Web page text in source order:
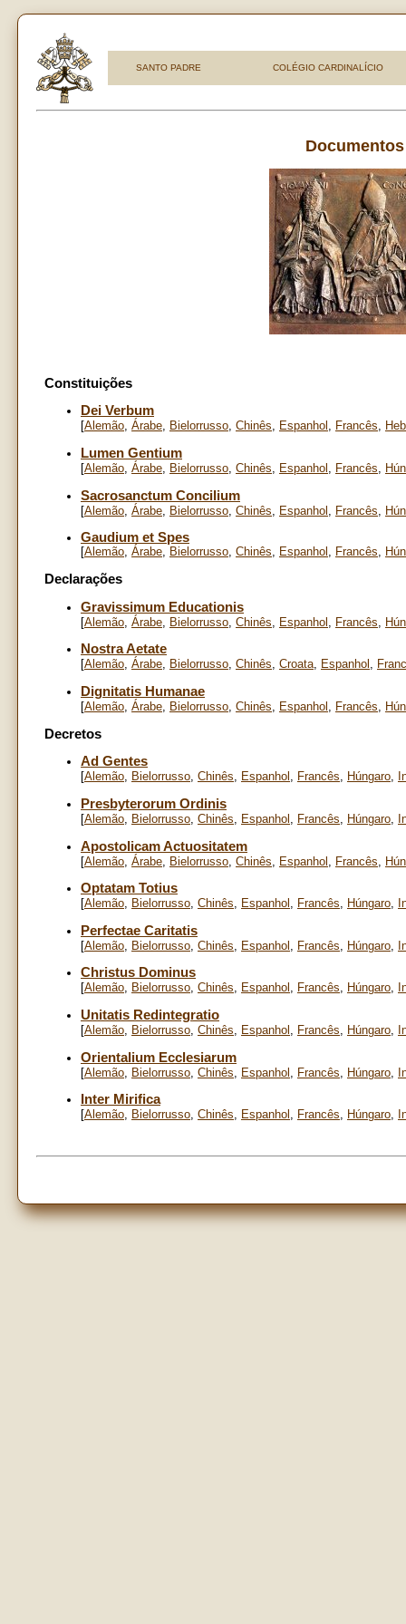
SANTO PADRE COLÉGIO CARDINALÍCIO
Constituições
Dei Verbum
[Alemão, Árabe, Bielorrusso, Chinês, Espanhol , Francês,
Lumen Gentium
[Alemão Árabe Bielorrusso Chinês Espanhol Francês
Sacrosanctum Concilium
[Alemão Árabe Bielorrusso Chinês Espanhol Francês
Gaudium et Spes
[Alemão, Árabe, Bielorrusso, Chinês, Espanhol , Francês,
Declarações
Gravissimum Educationis
[Alemão Árabe Bielorrusso Chinês Espanhol Francês
Nostra Aetate
[Alemão, Árabe, Bielorrusso, Chinês, Croata, Espanhol ,
Dignitatis Humanae
[Alemão Árabe Bielorrusso Chinês Espanhol Francês
Decretos
Ad Gentes
[Alemão, Bielorrusso, Chinês, Espanhol , Francês, Húngaro,
Presbyterorum Ordinis
[Alemão Bielorrusso Chinês Espanhol Francês Húngaro
Apostolicam Actuositatem
[Alemão Árabe Bielorrusso Chinês Espanhol Francês
Optatam Totius
[Alemão, Bielorrusso, Chinês, Espanhol , Francês, Húngaro,
Perfectae Caritatis
[Alemão Bielorrusso Chinês Espanhol Francês Húngaro
Christus Dominus
[Alemão, Bielorrusso, Chinês, Espanhol , Francês, Húngaro,
Unitatis Redintegratio
[Alemão, Bielorrusso, Chinês, Espanhol , Francês, Húngaro,
Orientalium Ecclesiarum
[Alemão Bielorrusso Chinês Espanhol Francês Húngaro
Inter Mirifica
[Alemão, Bielorrusso, Chinês, Espanhol , Francês, Húngaro,